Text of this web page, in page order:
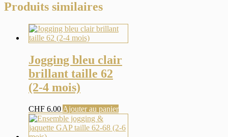
Produits similaires
Jogging bleu clair
brillant taille 62
(2-4 mois)
CHF 6.00 Ajouter au panier